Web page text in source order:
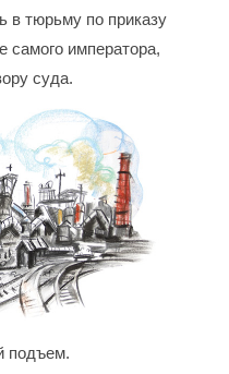
в тюрьму по приказу
самого императора,
суда.
подъем.